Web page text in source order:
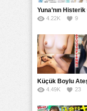
4.22K 9
4.49K 23